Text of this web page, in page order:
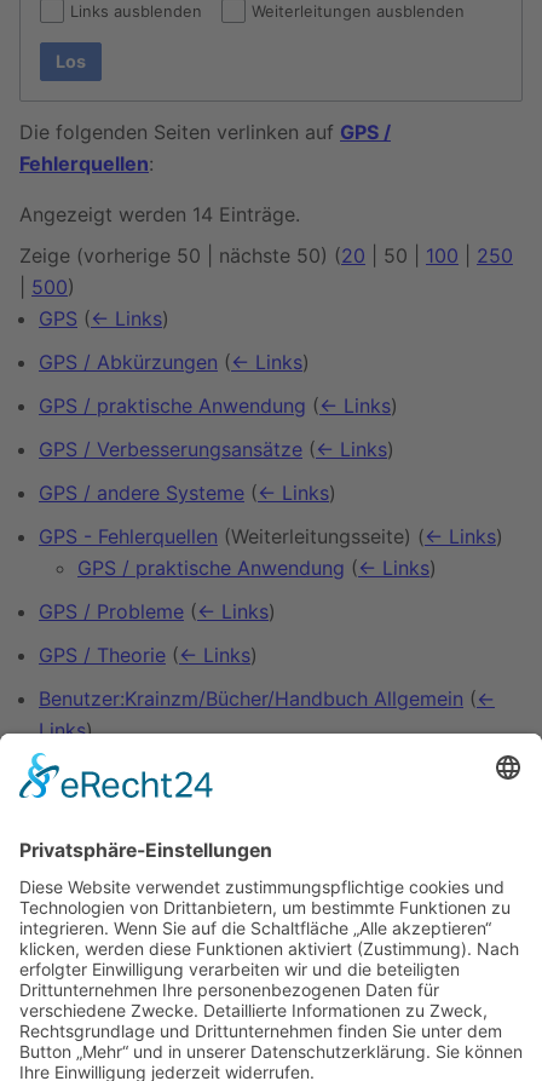
Links ausblenden Weiterleitungen ausblenden
Los
Die folgenden Seiten verlinken auf GPS /
Fehlerquellen:
Angezeigt werden 14 Einträge.
Zeige (vorherige 50 nächste 50) (20 50 100
250
500)
GPS (← Links)
GPS / Abkürzungen (← Links)
GPS / praktische Anwendung (← Links)
GPS / Verbesserungsansätze (← Links)
GPS / andere Systeme (← Links)
GPS - Fehlerquellen (Weiterleitungsseite) (← Links)
GPS / praktische Anwendung (← Links)
GPS / Probleme (← Links)
GPS / Theorie (← Links)
Benutzer:Krainzm/Bücher/Handbuch Allgemein (←
Links)
Benutzer:Krainzm/Bücher/Seemannschafz Offline
(←
Links
Benutzer:Krainzm/Bücher/Seemannschaft Offline
Links)
Benutzer:Knut Krüger/Bücher/Seemannschaft (←
Links)
Vorlage:Linkbox GPS (← Links)
Vorlage:NavigationGPS (← Links)
Zeige (vorherige 50|nächste 50